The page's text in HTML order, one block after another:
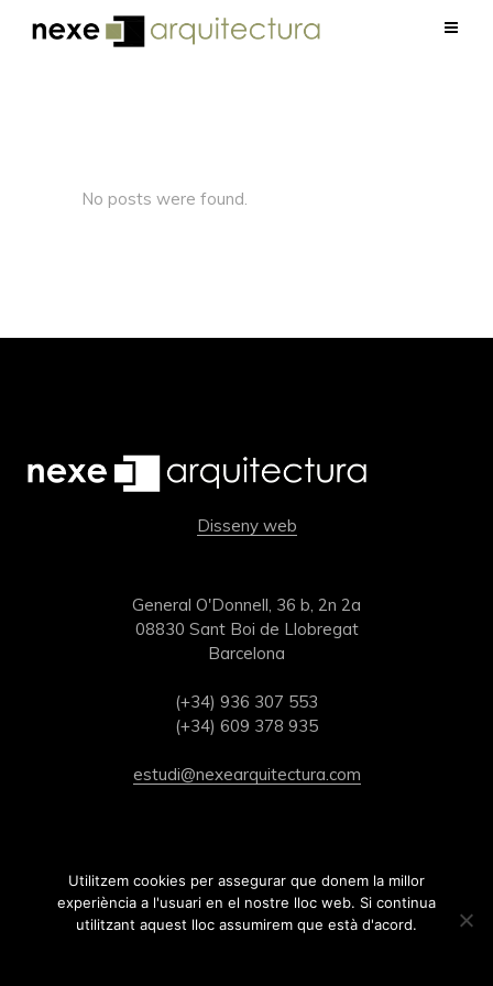
No posts were found.
Disseny web
General O'Donnell, 36 b, 2n 2a
08830 Sant Boi de Llobregat
Barcelona
(+34) 936 307 553
(+34) 609 378 935
estudi@nexearquitectura.com
Utilitzem cookies per assegurar que donem la millor
experiència a l'usuari en el nostre lloc web. Si continua
utilitzant aquest lloc assumirem que està d'acord.